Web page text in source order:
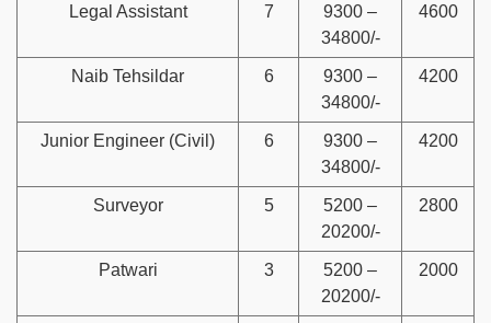
Legal Assistant 7
9300 –
34800/-
4600
Naib Tehsildar 6
9300 –
34800/-
4200
Junior Engineer (Civil) 6
9300 –
34800/-
4200
Surveyor 5
5200 –
20200/-
2800
Patwari 3
5200 –
20200/-
2000